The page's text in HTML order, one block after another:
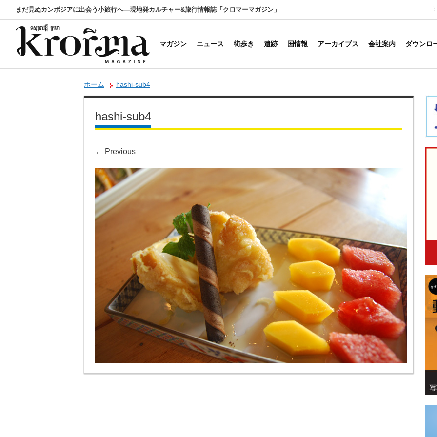
まだ見ぬカンボジアに出会う小旅行へ―現地発カルチャー&旅行情報誌「クロマーマガジン」
マガジン ニュース 街歩き 遺跡 国情報 アーカイブス 会社案内 ダウンロ
ホーム hashi-sub4
hashi-sub4
← Previous